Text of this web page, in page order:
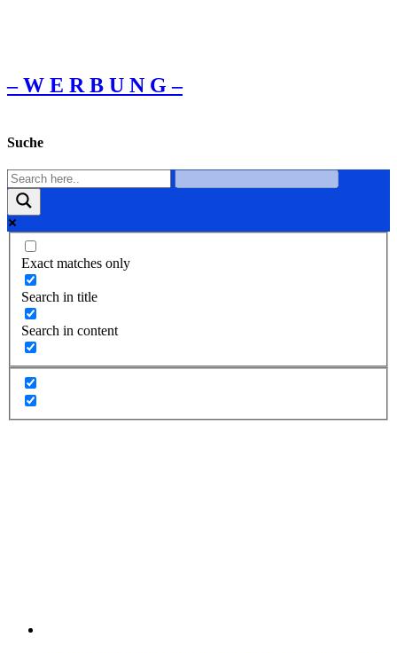
– W Ε R Β U Ν G –
Suche
Exact matches only
Search in title
Search in content